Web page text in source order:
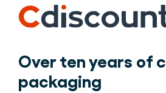
Over ten years of
packaging